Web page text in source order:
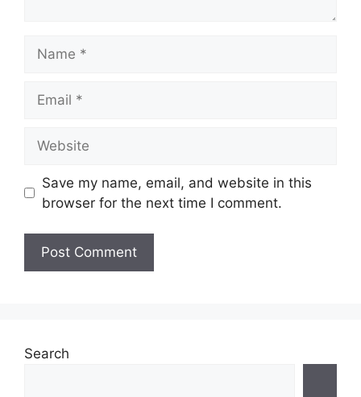
Save my name, email, and website in this
browser for the next time I comment.
Search